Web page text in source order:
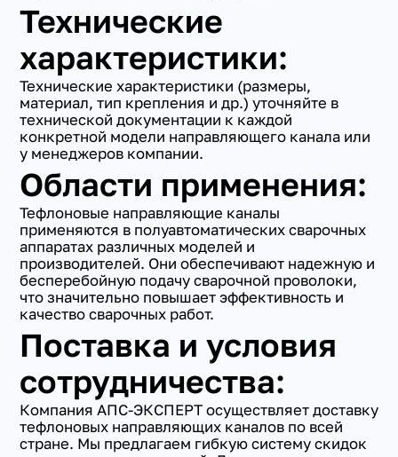
Технические
характеристики:
Технические характеристики (размеры,
материал, тип крепления и др.) уточняйте в
технической документации к каждой
конкретной модели направляющего канала или
у менеджеров компании.
Области применения:
Тефлоновые направляющие каналы
применяются в полуавтоматических сварочных
аппаратах различных моделей и
производителей. Они обеспечивают надежную и
бесперебойную подачу сварочной проволоки,
что значительно повышает эффективность и
качество сварочных работ.
Поставка и условия
сотрудничества:
Компания АПС-ЭКСПЕРТ осуществляет доставку
тефлоновых направляющих каналов по всей
стране. Мы предлагаем гибкую систему скидок